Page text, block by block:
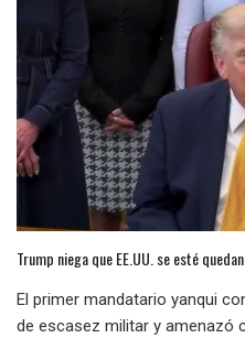
Trump niega que EE.UU. se esté
El primer mandatario yanqui
de escasez militar y amenazó